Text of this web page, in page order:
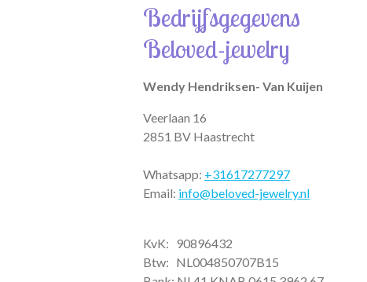
s
A
p
p
a
g
r
a
b
o
o
k
Bedrijfsgegevens
Beloved-jewelry
Wendy Hendriksen- Van Kuijen
Veerlaan 16
2851 BV Haastrecht
Whatsapp: +31617277297
Email: info@beloved-jewelry.nl
KvK: 90896432
Btw: NL004850707B15